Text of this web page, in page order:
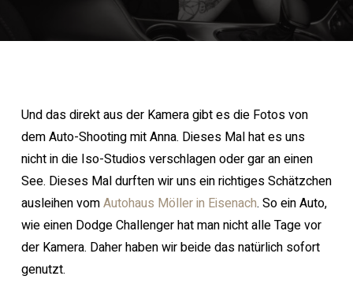
Und das direkt aus der Kamera gibt es die Fotos von
dem Auto-Shooting mit Anna. Dieses Mal hat es uns
nicht in die Iso-Studios verschlagen oder gar an einen
See. Dieses Mal durften wir uns ein richtiges Schätzchen
ausleihen vomAutohaus Möller in Eisenach. So ein Auto,
wie einen Dodge Challenger hat man nicht alle Tage vor
der Kamera. Daher haben wir beide das natürlich sofort
genutzt.